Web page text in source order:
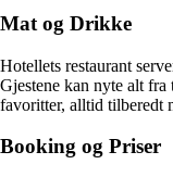
Mat og Drikke
Hotellets restaurant
Gjestene kan nyte alt
favoritter, alltid tilberedt
Booking og Priser